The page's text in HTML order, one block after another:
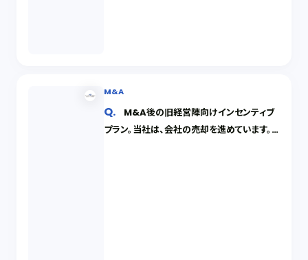
M&A
M&A後の旧経営陣向けインセンティブ
プラン。当社は、会社の売却を進めています。